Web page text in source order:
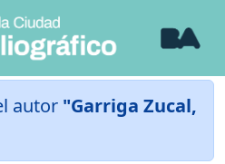
autor "Garriga Zucal,